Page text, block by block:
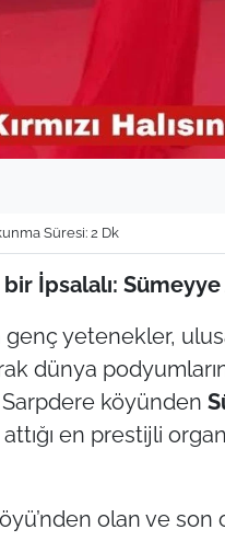
Süresi: 2 Dk
bir İpsalalı:
genç yetenekler,
dünya
köyünden
en prestijli
olan ve son